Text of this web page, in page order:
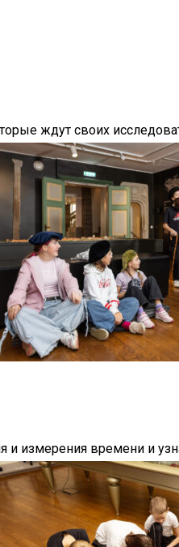
ждут своих
измерения времени и